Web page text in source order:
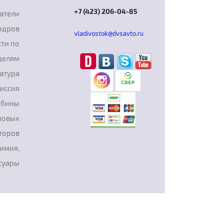
по
+7 (423) 206-04-85
vladivostok@dvsavto.ru